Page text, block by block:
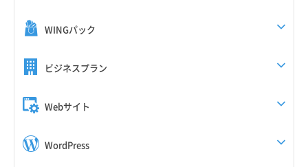
WINGパック
ビジネスプラン
Webサイト
WordPress